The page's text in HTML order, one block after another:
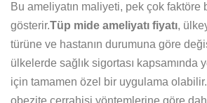
Bu ameliyatın maliyeti, pek çok faktöre
gösterir.Tüp mide ameliyatı fiyatı,
türüne ve hastanın durumuna göre
ülkelerde sağlık sigortası kapsamında
için tamamen özel bir uygulama
obezite cerrahisi yöntemlerine göre